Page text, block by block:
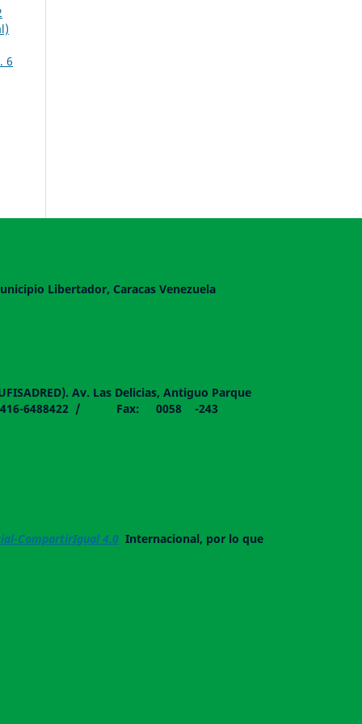
6
Libertador, Caracas Venezuela
Av. Las Delicias, Antiguo Parque
- 0416-6488422 / Fax: 0058 -243
CompartirIgual 4.0 Internacional, por lo que